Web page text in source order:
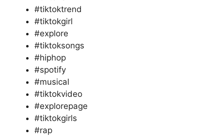
#tiktoktrend
#tiktokgirl
#explore
#tiktoksongs
#hiphop
#spotify
#musical
#tiktokvideo
#explorepage
#tiktokgirls
#rap